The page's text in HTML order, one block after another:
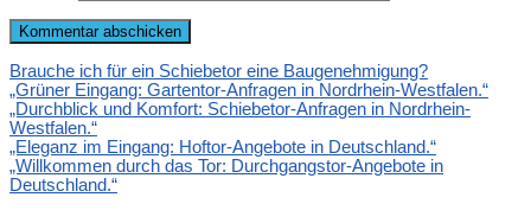
Brauche ich für ein Schiebetor eine Baugenehmigung?
„Grüner Eingang: Gartentor-Anfragen in Nordrhein-Westfalen.“
„Durchblick und Komfort: Schiebetor-Anfragen in Nordrhein-
Westfalen.“
„Eleganz im Eingang: Hoftor-Angebote in Deutschland.“
„Willkommen durch das Tor: Durchgangstor-Angebote in
Deutschland.“